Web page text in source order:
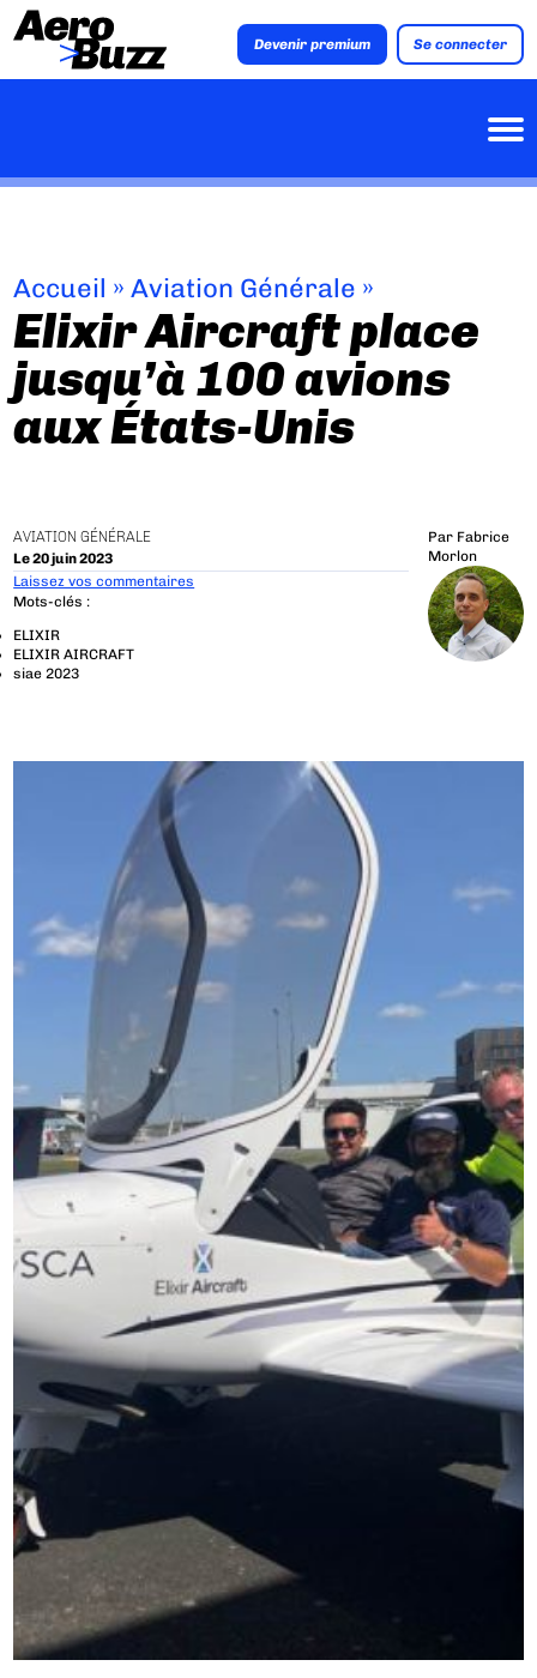
Devenir premium Se connecter
Accueil »Aviation Générale »
Elixir Aircraft place
jusqu’à 100 avions
aux États-Unis
AVIATION GÉNÉRALE
Le 20 juin 2023
Par Fabrice
Morlon
Laissez vos commentaires
Mots-clés :
ELIXIR
ELIXIR AIRCRAFT
siae 2023